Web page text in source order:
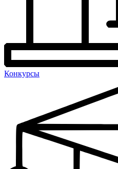
Конкурсы